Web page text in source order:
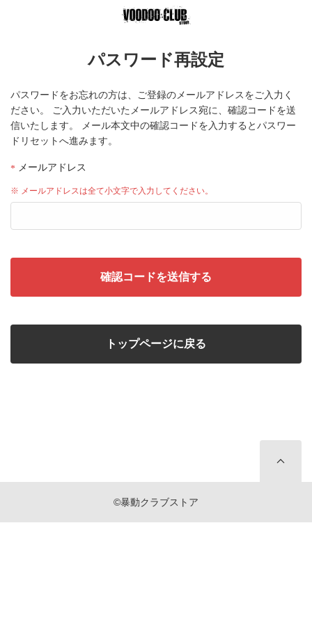
パスワード再設定
パスワードをお忘れの方は、ご登録のメールアドレスをご入力く
ださい。
ご入力いただいたメールアドレス宛に、確認コードを送
信いたします。
メール本文中の確認コードを入力するとパスワー
ドリセットへ進みます。
メールアドレス
※ メールアドレスは全て小文字で入力してください。
確認コードを送信する
トップページに戻る
©暴動クラブストア